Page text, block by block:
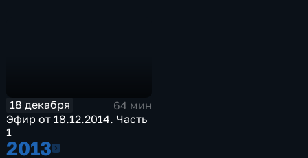
18 декабря
64 мин
Эфир от 18.12.2014. Часть
1
20132013